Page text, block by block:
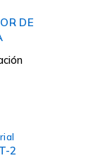
DE
2